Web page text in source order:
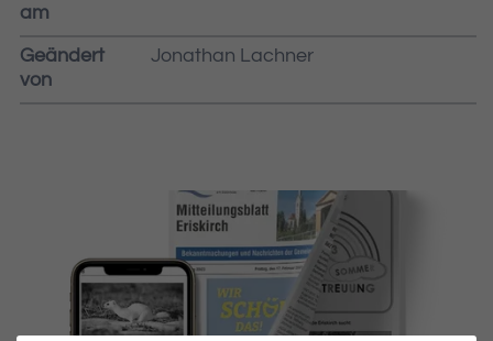
am
Geändert
von
Jonathan Lachner